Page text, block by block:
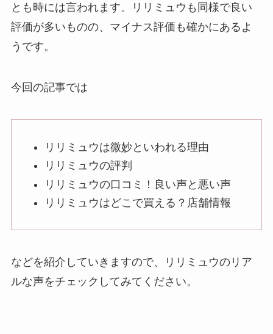
とも時には言われます。リリミュウも同様で良い
評価が多いものの、マイナス評価も確かにあるよ
うです。
今回の記事では
リリミュウは微妙といわれる理由
リリミュウの評判
リリミュウの口コミ！良い声と悪い声
リリミュウはどこで買える？店舗情報
などを紹介していきますので、リリミュウのリア
ルな声をチェックしてみてください。